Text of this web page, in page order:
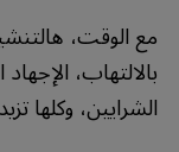
مع الوقت،
بالالتهاب،
الشرايين، وكلها